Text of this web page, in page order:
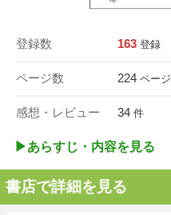
登録数 163 登録
ページ数 224 ページ
感想・レビュー 34 件
▶︎あらすじ・内容を見る
書店で詳細を見る